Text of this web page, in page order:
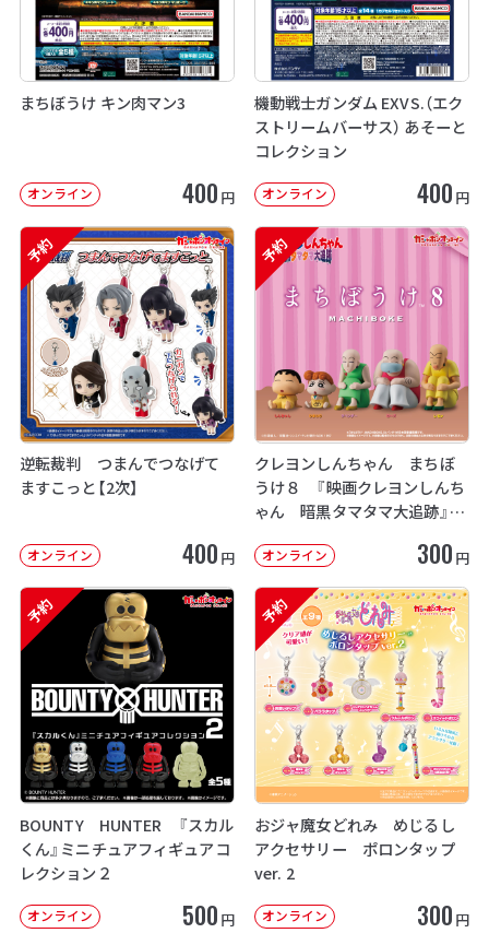
まちぼうけ キン肉マン3
オンライン 400 円
機動戦士ガンダム EXVS.（エク
ストリームバーサス） あそーと
コレクション
オンライン 400 円
予約
逆転裁判 つまんでつなげて
ますこっと【2次】
オンライン 400 円
予約
クレヨンしんちゃん まちぼ
うけ８ 『映画クレヨンしんち
ゃん 暗黒タマタマ大追跡』【2
オンライン 300 円
予約
BOUNTY HUNTER 『スカル
くん』ミニチュアフィギュアコ
レクション２
オンライン 500 円
予約
おジャ魔女どれみ めじるし
アクセサリー ポロンタップ
ver. 2
オンライン 300 円